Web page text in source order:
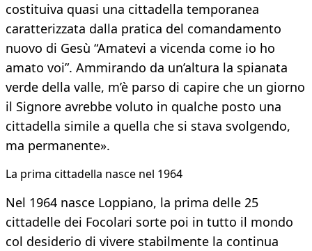
costituiva quasi una cittadella temporanea
caratterizzata dalla pratica del comandamento
nuovo di Gesù “Amatevi a vicenda come io ho
amato voi”. Ammirando da un’altura la spianata
verde della valle, m’è parso di capire che un giorno
il Signore avrebbe voluto in qualche posto una
cittadella simile a quella che si stava svolgendo,
ma permanente».
La prima cittadella nasce nel 1964
Nel 1964 nasce Loppiano, la prima delle 25
cittadelle dei Focolari sorte poi in tutto il mondo
col desiderio di vivere stabilmente la continua